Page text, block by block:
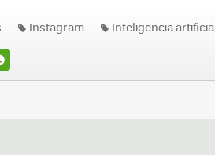
Instagram Inteligencia